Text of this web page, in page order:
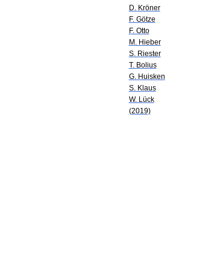
D. Kröner
F. Götze
F. Otto
M. Hieber
S. Riester
T. Bolius
G. Huisken
S. Klaus
W. Lück
(2019)